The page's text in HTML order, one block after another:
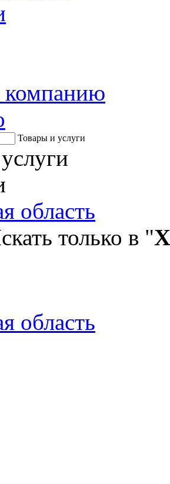
компанию
Товары и услуги
область
только в "
область